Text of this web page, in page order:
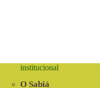
institucional
O Sabiá